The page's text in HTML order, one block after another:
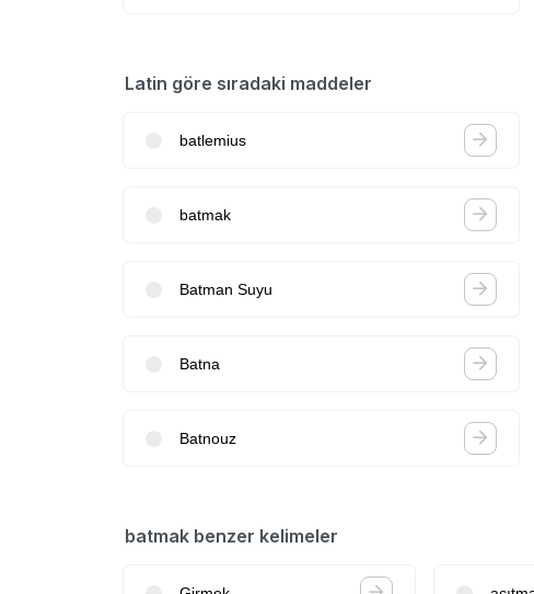
Latin göre sıradaki maddeler
batlemius
batmak
Batman Suyu
Batna
Batnouz
batmak benzer kelimeler